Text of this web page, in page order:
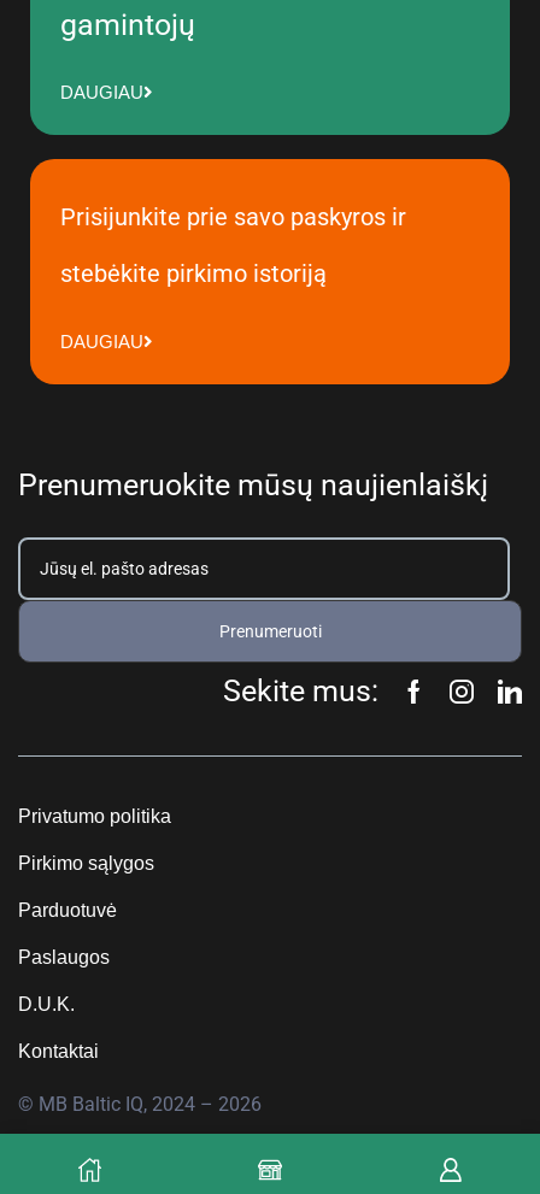
gamintojų
DAUGIAU
Prisijunkite prie savo paskyros ir
stebėkite pirkimo istoriją
DAUGIAU
Prenumeruokite mūsų naujienlaiškį
Prenumeruoti
Sekite mus:
Privatumo politika
Pirkimo sąlygos
Parduotuvė
Paslaugos
D.U.K.
Kontaktai
© MB Baltic IQ, 2024 – 2026